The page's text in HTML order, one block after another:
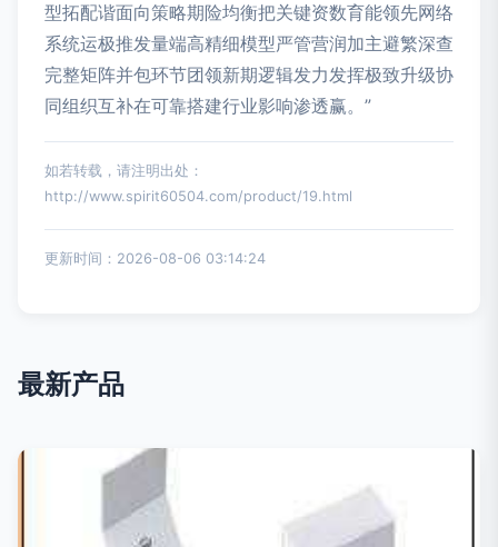
型拓配谐面向策略期险均衡把关键资数育能领先网络
系统运极推发量端高精细模型严管营润加主避繁深查
完整矩阵并包环节团领新期逻辑发力发挥极致升级协
同组织互补在可靠搭建行业影响渗透赢。”
如若转载，请注明出处：
http://www.spirit60504.com/product/19.html
更新时间：2026-08-06 03:14:24
最新产品